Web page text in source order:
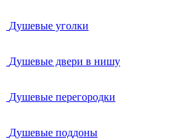
Душевые уголки
Душевые двери в нишу
Душевые перегородки
Душевые поддоны